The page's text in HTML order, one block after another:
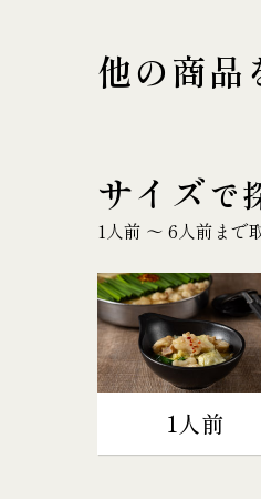
他の商品
サイズで
1人前 〜 6人前まで
1人前